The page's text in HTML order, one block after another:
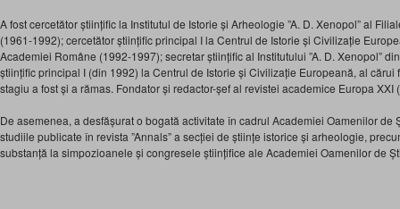
A fost cercetător științific la Institutul de Istorie și Arheologie ”A. D. Xenopol” al
(1961-1992); cercetător științific principal I la Centrul de Istorie și Civilizație
Academiei Române (1992-1997); secretar științific al Institutului ”A. D. Xenopol”
științific principal I (din 1992) la Centrul de Istorie și Civilizație Europeană, al cărui
stagiu a fost și a rămas. Fondator și redactor-șef al revistei academice Europa XXI
De asemenea, a desfășurat o bogată activitate în cadrul Academiei Oamenilor de
studiile publicate în revista ”Annals” a secției de științe istorice și arheologie,
substanță la simpozioanele și congresele științifice ale Academiei Oamenilor de